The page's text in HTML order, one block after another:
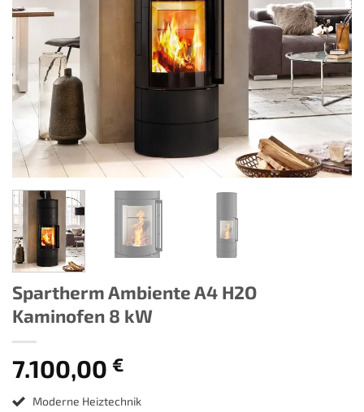
Spartherm Ambiente A4 H2O
Kaminofen 8 kW
7.100,00 €
Moderne Heiztechnik